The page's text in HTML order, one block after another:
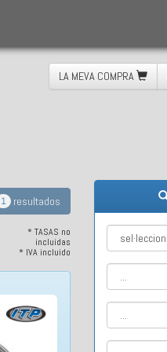
LA MEVA COMPRA
1 resultados
* TASAS no
incluidas
* IVA incluido